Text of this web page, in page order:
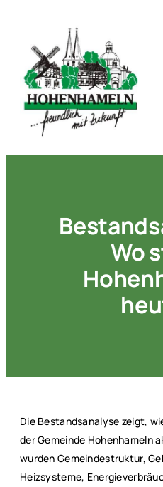
springen
Wo
Die Bestandsanalyse zeigt,
der Gemeinde Hohenhameln
wurden Gemeindestruktur,
Heizsysteme,